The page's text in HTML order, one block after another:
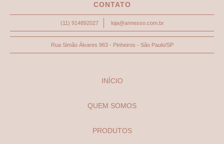
CONTATO
(11) 914892027 loja@annesso.com.br
Rua Simão Álvares 963 - Pinheiros - São Paulo/SP
INÍCIO
QUEM SOMOS
PRODUTOS